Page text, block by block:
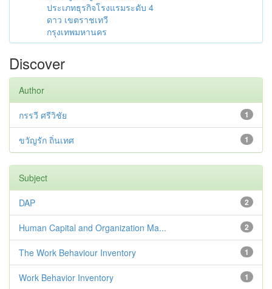
ประเภทธุรกิจโรงแรมระดับ 4
ดาว เขตราชเทวี
กรุงเทพมหานคร
Discover
Author
1
กรรวี ศรีวิชัย
1
ขวัญรัก ถิ่นเทศ
Subject
2
DAP
2
Human Capital and Organization Ma...
1
The Work Behaviour Inventory
1
Work Behavior Inventory